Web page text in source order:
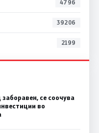
4796
39206
2199
се соочува
во